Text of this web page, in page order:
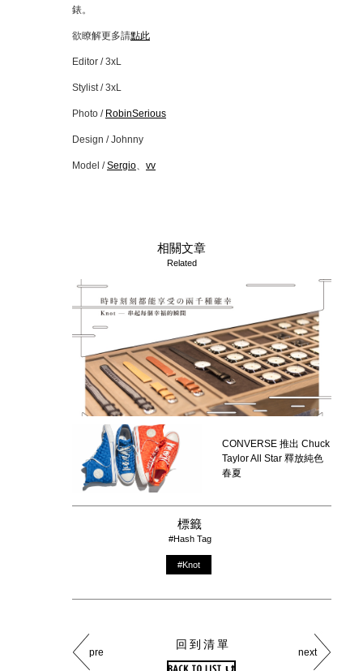
錶。
欲瞭解更多請點此
Editor / 3xL
Stylist / 3xL
Photo / RobinSerious
Design / Johnny
Model /Sergio vv
相關文章
Related
CONVERSE 推出 Chuck
Taylor All Star 釋放純色
春夏
標籤
#Hash Tag
#Knot
pre next
回到清單